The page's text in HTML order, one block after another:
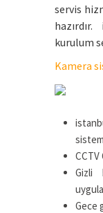
servis
kurulum
Kamera
CCTV
Gizli
Gece